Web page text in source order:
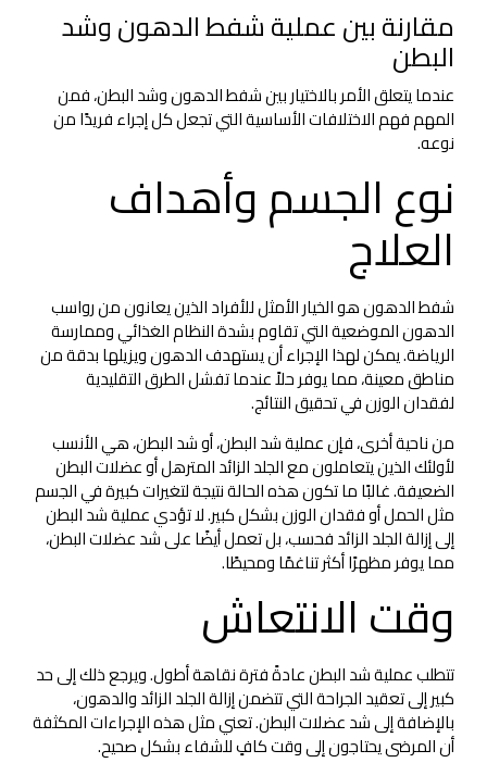
مقارنة بين عملية شفط الدهون وشد
البطن
عندما يتعلق الأمر بالاختيار بين شفط الدهون وشد البطن، فمن
المهم فهم الاختلافات الأساسية التي تجعل كل إجراء فريدًا من
نوعه.
نوع الجسم وأهداف
العلاج
شفط الدهون هو الخيار الأمثل للأفراد الذين يعانون من رواسب
الدهون الموضعية التي تقاوم بشدة النظام الغذائي وممارسة
الرياضة. يمكن لهذا الإجراء أن يستهدف الدهون ويزيلها بدقة من
مناطق معينة، مما يوفر حلاً عندما تفشل الطرق التقليدية
لفقدان الوزن في تحقيق النتائج.
من ناحية أخرى، فإن عملية شد البطن، أو شد البطن، هي الأنسب
لأولئك الذين يتعاملون مع الجلد الزائد المترهل أو عضلات البطن
الضعيفة. غالبًا ما تكون هذه الحالة نتيجة لتغيرات كبيرة في الجسم
مثل الحمل أو فقدان الوزن بشكل كبير. لا تؤدي عملية شد البطن
إلى إزالة الجلد الزائد فحسب، بل تعمل أيضًا على شد عضلات البطن،
مما يوفر مظهرًا أكثر تناغمًا ومحيطًا.
وقت الانتعاش
تتطلب عملية شد البطن عادةً فترة نقاهة أطول. ويرجع ذلك إلى حد
كبير إلى تعقيد الجراحة التي تتضمن إزالة الجلد الزائد والدهون،
بالإضافة إلى شد عضلات البطن. تعني مثل هذه الإجراءات المكثفة
أن المرضى يحتاجون إلى وقت كافٍ للشفاء بشكل صحيح.